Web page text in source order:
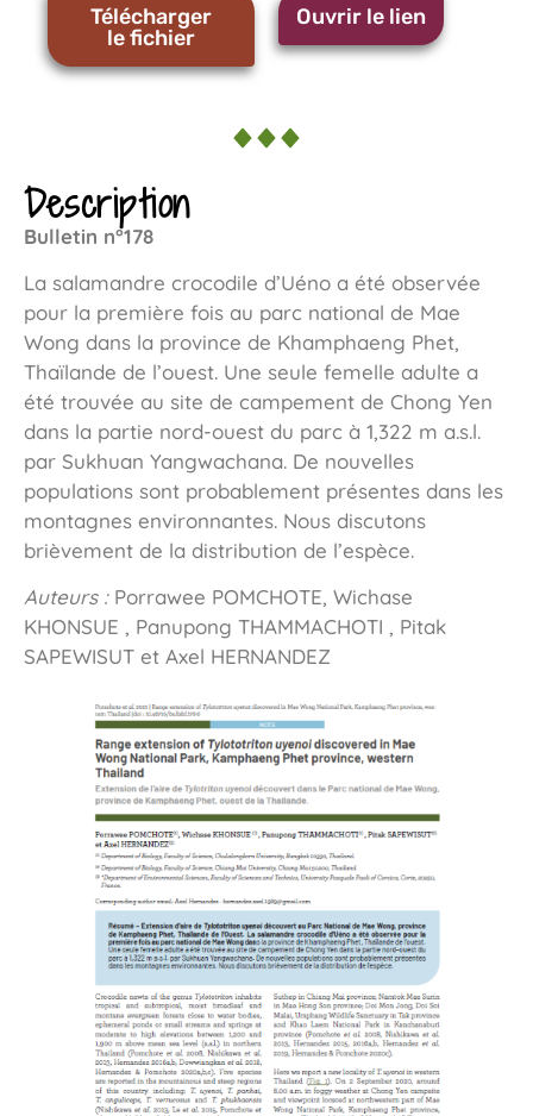
Ouvrir le lien
Télécharger
le fichier
Description
Bulletin n°178
La salamandre crocodile d’Uéno a été observée
pour la première fois au parc national de Mae
Wong dans la province de Khamphaeng Phet,
Thaïlande de l’ouest. Une seule femelle adulte a
été trouvée au site de campement de Chong Yen
dans la partie nord-ouest du parc à 1,322 m a.s.l.
par Sukhuan Yangwachana. De nouvelles
populations sont probablement présentes dans les
montagnes environnantes. Nous discutons
brièvement de la distribution de l’espèce.
Auteurs :Porrawee POMCHOTE, Wichase
KHONSUE , Panupong THAMMACHOTI , Pitak
SAPEWISUT et Axel HERNANDEZ